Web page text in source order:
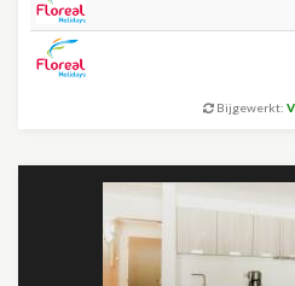
Bijgewerkt: